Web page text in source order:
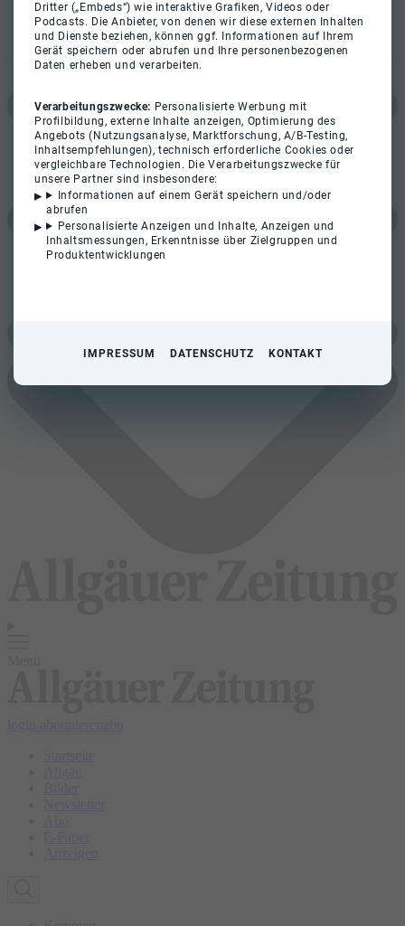
Dritter („Embeds“) wie interaktive Grafiken, Videos oder
Podcasts. Die Anbieter, von denen wir diese externen Inhalten
und Dienste beziehen, können ggf. Informationen auf Ihrem
Gerät speichern oder abrufen und Ihre personenbezogenen
Daten erheben und verarbeiten.
Verarbeitungszwecke: Personalisierte Werbung mit
Profilbildung, externe Inhalte anzeigen, Optimierung des
Angebots (Nutzungsanalyse, Marktforschung, A/B-Testing,
Inhaltsempfehlungen), technisch erforderliche Cookies oder
vergleichbare Technologien. Die Verarbeitungszwecke für
unsere Partner sind insbesondere:
Informationen auf einem Gerät speichern und/oder
abrufen
Personalisierte Anzeigen und Inhalte, Anzeigen und
Inhaltsmessungen, Erkenntnisse über Zielgruppen und
Produktentwicklungen
IMPRESSUM DATENSCHUTZ KONTAKT